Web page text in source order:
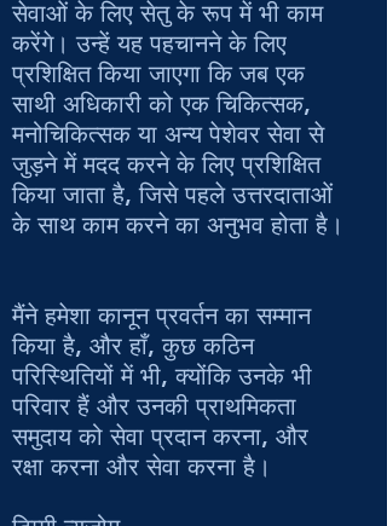
सेवाओं के लिए सेतु के रूप में भी काम
करेंगे। उन्हें यह पहचानने के लिए
प्रशिक्षित किया जाएगा कि जब एक
साथी अधिकारी को एक चिकित्सक,
मनोचिकित्सक या अन्य पेशेवर सेवा से
जुड़ने में मदद करने के लिए प्रशिक्षित
किया जाता है, जिसे पहले उत्तरदाताओं
के साथ काम करने का अनुभव होता है।
मैंने हमेशा कानून प्रवर्तन का सम्मान
किया है, और हाँ, कुछ कठिन
परिस्थितियों में भी, क्योंकि उनके भी
परिवार हैं और उनकी प्राथमिकता
समुदाय को सेवा प्रदान करना, और
रक्षा करना और सेवा करना है।